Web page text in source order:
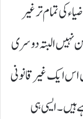
کی تمام تر غیر
نہیں البتہ دوسری
اس ایک غیر قانونی
ایسی ہی